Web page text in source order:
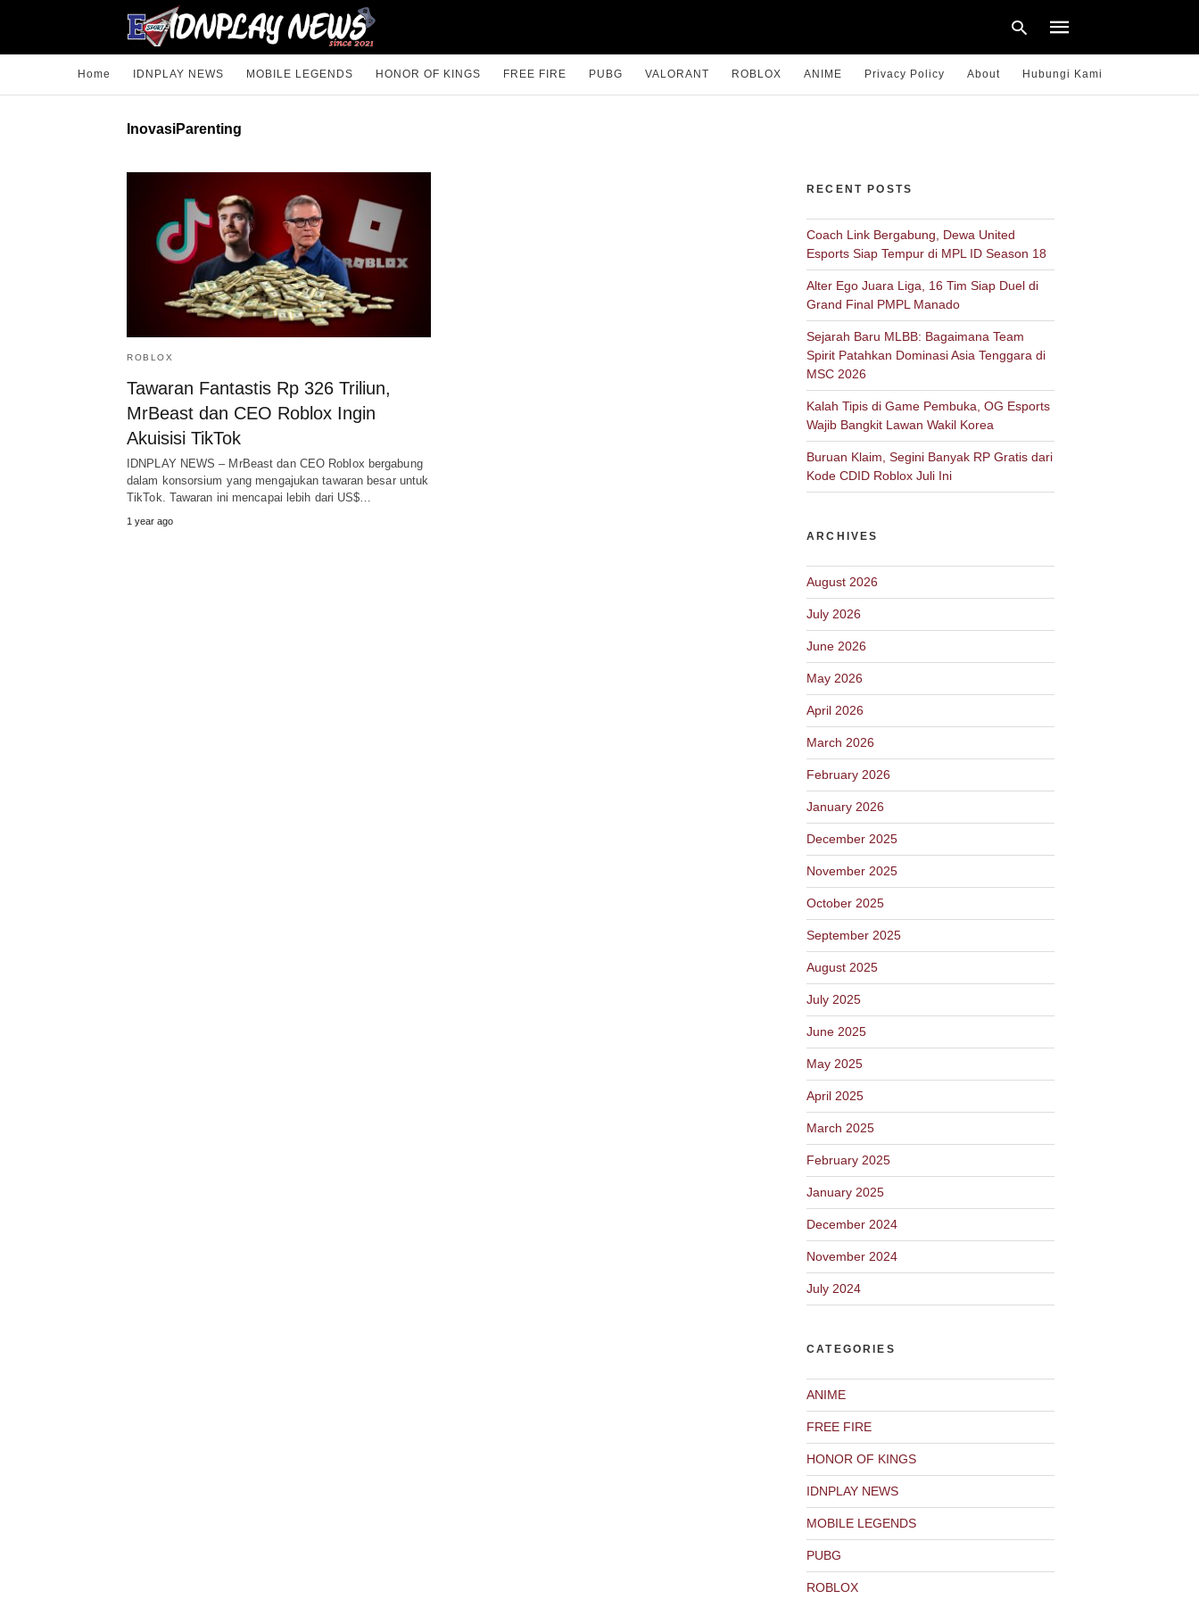
Home IDNPLAY NEWS MOBILE LEGENDS HONOR OF KINGS FREE FIRE PUBG VALORANT ROBLOX ANIME Privacy Policy About Hubungi Kami
InovasiParenting
ROBLOX
Tawaran Fantastis Rp 326 Triliun,
MrBeast dan CEO Roblox Ingin
Akuisisi TikTok
IDNPLAY NEWS – MrBeast dan CEO Roblox bergabung
dalam konsorsium yang mengajukan tawaran besar untuk
TikTok. Tawaran ini mencapai lebih dari US$…
1 year ago
RECENT POSTS
Coach Link Bergabung, Dewa United
Esports Siap Tempur di MPL ID Season 18
Alter Ego Juara Liga, 16 Tim Siap Duel di
Grand Final PMPL Manado
Sejarah Baru MLBB: Bagaimana Team
Spirit Patahkan Dominasi Asia Tenggara di
MSC 2026
Kalah Tipis di Game Pembuka, OG Esports
Wajib Bangkit Lawan Wakil Korea
Buruan Klaim, Segini Banyak RP Gratis dari
Kode CDID Roblox Juli Ini
ARCHIVES
August 2026
July 2026
June 2026
May 2026
April 2026
March 2026
February 2026
January 2026
December 2025
November 2025
October 2025
September 2025
August 2025
July 2025
June 2025
May 2025
April 2025
March 2025
February 2025
January 2025
December 2024
November 2024
July 2024
CATEGORIES
ANIME
FREE FIRE
HONOR OF KINGS
IDNPLAY NEWS
MOBILE LEGENDS
PUBG
ROBLOX